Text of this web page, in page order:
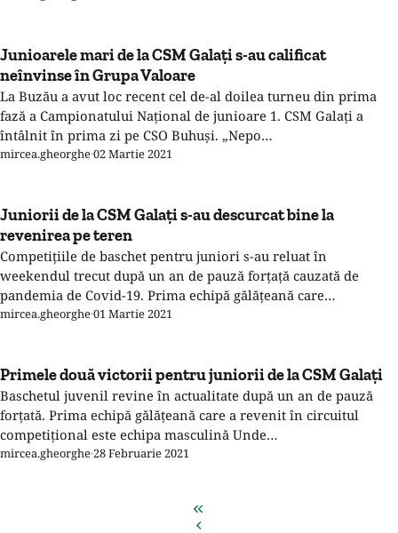
Junioarele mari de la CSM Galaţi s-au calificat
neînvinse în Grupa Valoare
La Buzău a avut loc recent cel de-al doilea turneu din prima
fază a Campionatului Naţional de junioare 1. CSM Galaţi a
întâlnit în prima zi pe CSO Buhuşi. „Nepo…
mircea.gheorghe·02 Martie 2021
Juniorii de la CSM Galaţi s-au descurcat bine la
revenirea pe teren
Competiţiile de baschet pentru juniori s-au reluat în
weekendul trecut după un an de pauză forţaţă cauzată de
pandemia de Covid-19. Prima echipă gălăţeană care…
mircea.gheorghe·01 Martie 2021
Primele două victorii pentru juniorii de la CSM Galaţi
Baschetul juvenil revine în actualitate după un an de pauză
forţată. Prima echipă gălăţeană care a revenit în circuitul
competiţional este echipa masculină Unde…
mircea.gheorghe·28 Februarie 2021